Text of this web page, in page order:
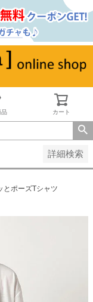
品 カート
詳細検索
とポーズTシャツ